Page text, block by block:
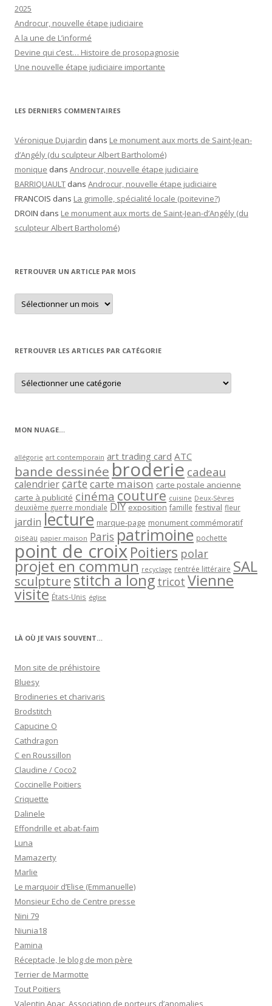
2025
Androcur, nouvelle étape judiciaire
A la une de L’informé
Devine qui c’est… Histoire de prosopagnosie
Une nouvelle étape judiciaire importante
LES DERNIERS COMMENTAIRES
Véronique Dujardin dans Le monument aux morts de Saint-Jean-
d’Angély (du sculpteur Albert Bartholomé)
monique dans Androcur, nouvelle étape judiciaire
BARRIQUAULT dans Androcur, nouvelle étape judiciaire
FRANCOIS dans La grimolle, spécialité locale (poitevine?)
DROIN dans Le monument aux morts de Saint-Jean-d’Angély (du
sculpteur Albert Bartholomé)
RETROUVER UN ARTICLE PAR MOIS
Retrouver
un
article
RETROUVER LES ARTICLES PAR CATÉGORIE
Retrouver
les
articles
MON NUAGE…
allégorie art contemporain art trading card ATC
bande dessinée broderie cadeau
calendriercartecarte maison carte postale ancienne
carte à publicité cinéma couture cuisine Deux-Sèvres
deuxième guerre mondiale DIY exposition famille festival fleur
jardin lecture marque-page monument commémoratif
oiseau papier maison Paris patrimoine pochette
point de croixPoitiers polar
projet en commun recyclage rentrée littéraire SAL
sculpturestitch a long tricot Vienne
visite États-Unis église
LÀ OÙ JE VAIS SOUVENT…
Mon site de préhistoire
Bluesy
Brodineries et charivaris
Brodstitch
Capucine O
Cathdragon
C en Roussillon
Claudine / Coco2
Coccinelle Poitiers
Criquette
Dalinele
Effondrille et abat-faim
Luna
Mamazerty
Marlie
Le marquoir d’Elise (Emmanuelle)
Monsieur Echo de Centre presse
Nini 79
Niunia18
Pamina
Réceptacle, le blog de mon père
Terrier de Marmotte
Tout Poitiers
Valentin Apac, Association de porteurs d’anomalies